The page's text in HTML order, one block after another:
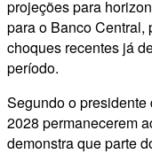
projeções para
para o Banco Central,
choques recentes já
período.
Segundo o
2028 permanecerem
demonstra que parte